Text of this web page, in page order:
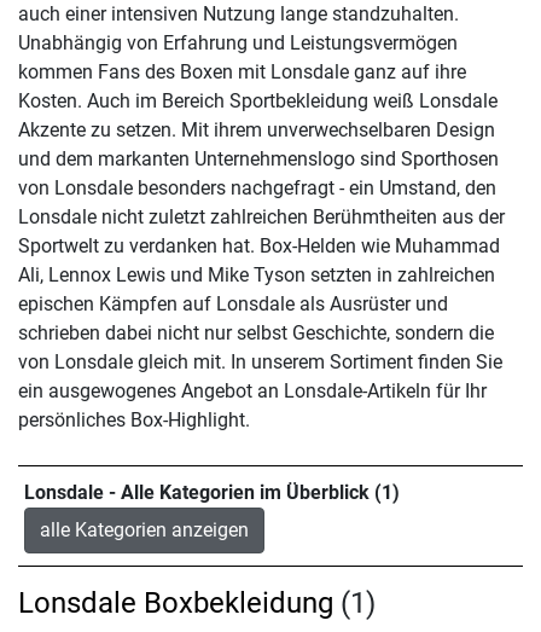
auch einer intensiven Nutzung lange standzuhalten.
Unabhängig von Erfahrung und Leistungsvermögen
kommen Fans des Boxen mit Lonsdale ganz auf ihre
Kosten. Auch im Bereich Sportbekleidung weiß Lonsdale
Akzente zu setzen. Mit ihrem unverwechselbaren Design
und dem markanten Unternehmenslogo sind Sporthosen
von Lonsdale besonders nachgefragt - ein Umstand, den
Lonsdale nicht zuletzt zahlreichen Berühmtheiten aus der
Sportwelt zu verdanken hat. Box-Helden wie Muhammad
Ali, Lennox Lewis und Mike Tyson setzten in zahlreichen
epischen Kämpfen auf Lonsdale als Ausrüster und
schrieben dabei nicht nur selbst Geschichte, sondern die
von Lonsdale gleich mit. In unserem Sortiment finden Sie
ein ausgewogenes Angebot an Lonsdale-Artikeln für Ihr
persönliches Box-Highlight.
Lonsdale - Alle Kategorien im Überblick (1)
alle Kategorien anzeigen
Lonsdale Boxbekleidung (1)